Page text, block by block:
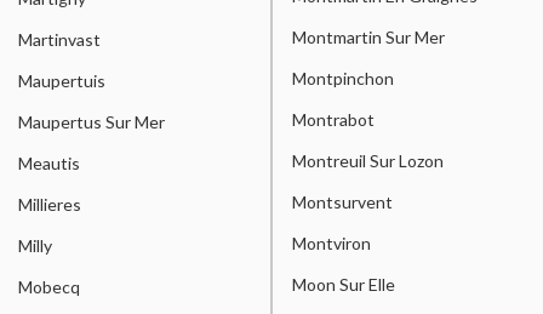
Martinvast
Maupertuis
Maupertus Sur Mer
Meautis
Millieres
Milly
Mobecq
Montmartin Sur Mer
Montpinchon
Montrabot
Montreuil Sur Lozon
Montsurvent
Montviron
Moon Sur Elle